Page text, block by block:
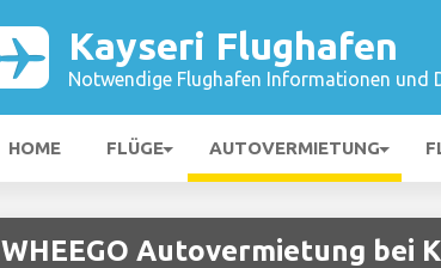
Kayseri Flughafen
Notwendige Flughafen Informationen und
HOME FLÜGE AUTOVERMIETUNG
WHEEGO Autovermietung bei